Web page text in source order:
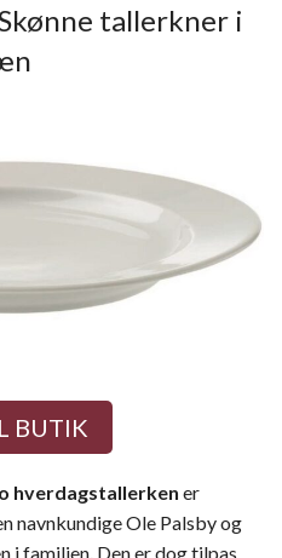
tallerkner i
BUTIK
hverdagstallerken er
navnkundige Ole Palsby og
i familien. Den er dog tilpas